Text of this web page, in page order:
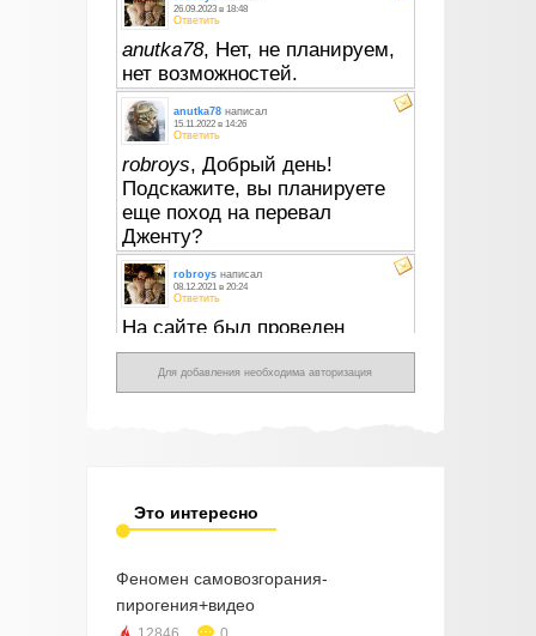
Для добавления необходима авторизация
Это интересно
Феномен самовозгорания-
пирогения+видео